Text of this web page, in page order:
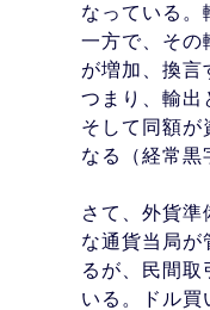
なっている。
一方で、その
が増加、換言
つまり、輸出
そして同額が
なる（経常黒
さて、外貨
な通貨当局が
るが、民間
いる。ドル買